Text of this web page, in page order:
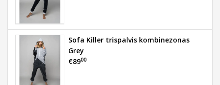
Sofa Killer trispalvis kombinezonas
Grey
€8900